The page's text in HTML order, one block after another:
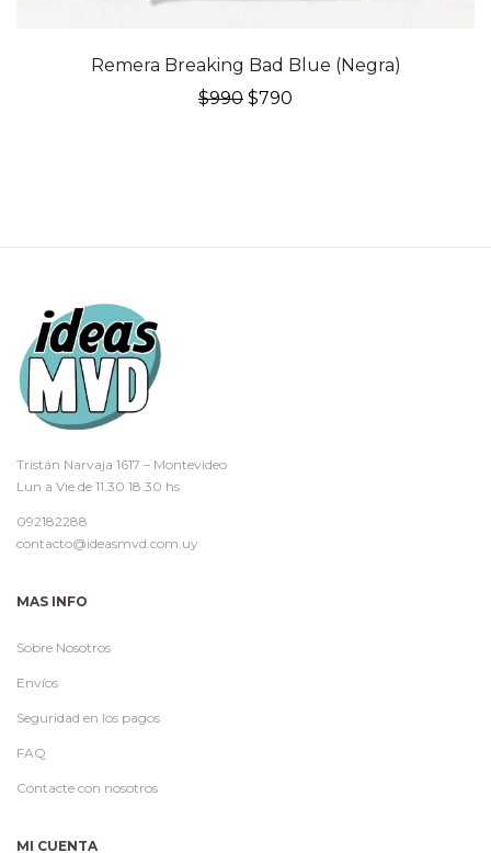
Remera Breaking Bad Blue (Negra)
$990 El
$790
Tristán Narvaja 1617 – Montevideo
Lun a Vie de 11.30 18.30 hs
092182288
contacto@ideasmvd.com.uy
MAS INFO
Sobre Nosotros
Envíos
Seguridad en los pagos
FAQ
Contacte con nosotros
MI CUENTA